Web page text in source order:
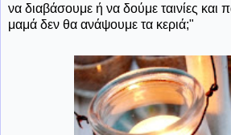
να διαβάσουμε ή να δούμε ταινίες και
μαμά δεν θα ανάψουμε τα κεριά;"